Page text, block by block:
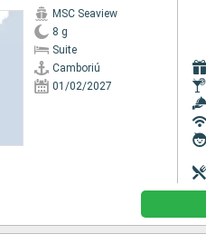
MSC Seaview
8 g
Suite
Camboriú
01/02/2027